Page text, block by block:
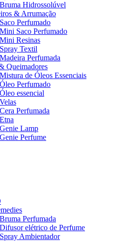
Bruma Hidrossolúvel
& Arrumação
Saco Perfumado
Mini Saco Perfumado
Mini Resinas
Spray Textil
Madeira Perfumada
Queimadores
Mistura de Óleos Essenciais
Óleo Perfumado
Óleo essencial
Velas
Cera Perfumada
Etna
Genie Lamp
Genie Perfume
Bruma Perfumada
Difusor elétrico de Perfume
Spray Ambientador